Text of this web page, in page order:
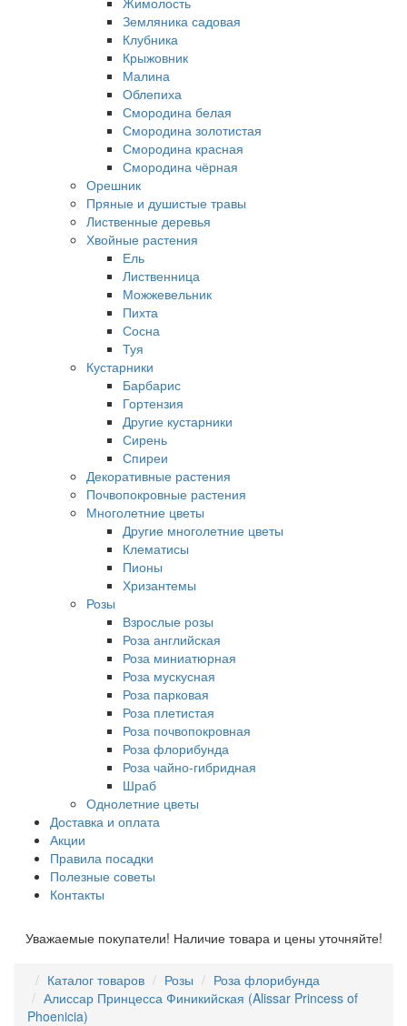
Земляника садовая
Клубника
Крыжовник
Малина
Облепиха
Смородина белая
Смородина золотистая
Смородина красная
Смородина чёрная
Орешник
Пряные и душистые травы
Лиственные деревья
Хвойные растения
Ель
Лиственница
Можжевельник
Пихта
Сосна
Туя
Кустарники
Барбарис
Гортензия
Другие кустарники
Сирень
Спиреи
Декоративные растения
Почвопокровные растения
Многолетние цветы
Другие многолетние цветы
Клематисы
Пионы
Хризантемы
Розы
Взрослые розы
Роза английская
Роза миниатюрная
Роза мускусная
Роза парковая
Роза плетистая
Роза почвопокровная
Роза флорибунда
Роза чайно-гибридная
Шраб
Однолетние цветы
Доставка и оплата
Акции
Правила посадки
Полезные советы
Контакты
Уважаемые покупатели! Наличие товара и цены уточняйте!
Каталог товаров Розы
Роза флорибунда
Алиссар Принцесса Финикийская (Alissar Princess of
Phoenicia)